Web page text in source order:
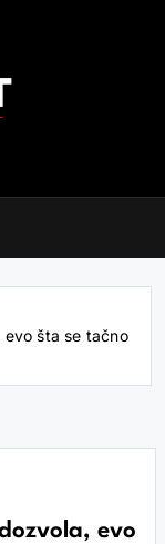
evo šta se tačno
evo